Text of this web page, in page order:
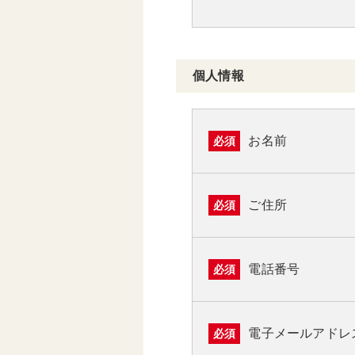
個人情報
必須 お名前
必須 ご住所
必須 電話番号
必須 電子メールアドレ